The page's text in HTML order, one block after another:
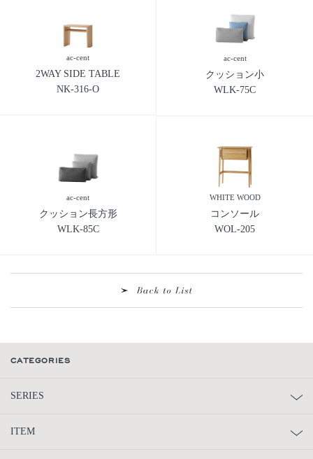
ac-cent
2WAY SIDE TABLE
NK-316-O
ac-cent
クッション小
WLK-75C
ac-cent
クッション長方形
WLK-85C
WHITE WOOD
コンソール
WOL-205
CATEGORIES
SERIES
ITEM